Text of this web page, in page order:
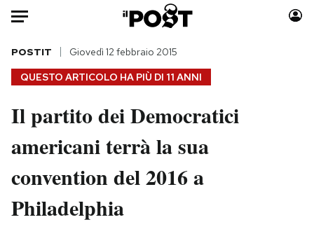
Auto
HOME
Italia
Politica
Tecnologia
Scienza
Moda
Consumismi
Storie/Idee
QUESTO ARTICOLO HA PIÙ DI 11 ANNI
POSTIT Giovedì 12 febbraio 2015
Il partito dei Democratici
americani terrà la sua
convention del 2016 a
Philadelphia